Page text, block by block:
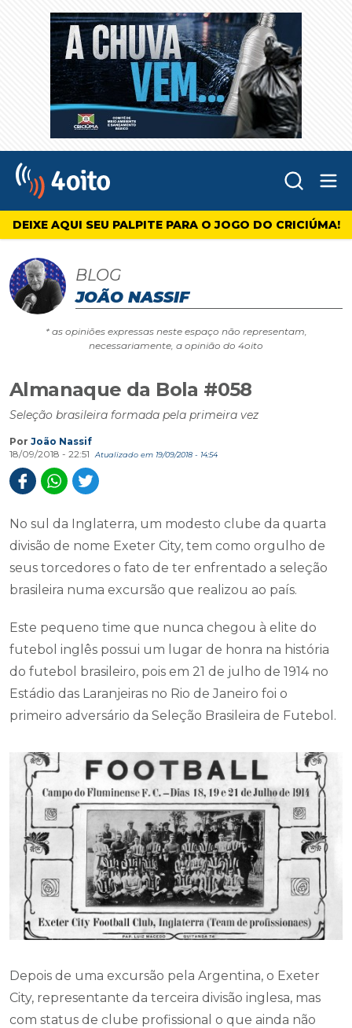
4oito
DEIXE AQUI SEU PALPITE PARA O JOGO DO CRICIÚMA!
BLOG
JOÃO NASSIF
* as opiniões expressas neste espaço não representam,
necessariamente, a opinião do 4oito
Almanaque da Bola #058
Seleção brasileira formada pela primeira vez
Por João Nassif
18/09/2018 - 22:51
Atualizado em 19/09/2018 - 14:54
No sul da Inglaterra, um modesto clube da quarta
divisão de nome Exeter City, tem como orgulho de
seus torcedores o fato de ter enfrentado a seleção
brasileira numa excursão que realizou ao país.
Este pequeno time que nunca chegou à elite do
futebol inglês possui um lugar de honra na história
do futebol brasileiro, pois em 21 de julho de 1914 no
Estádio das Laranjeiras no Rio de Janeiro foi o
primeiro adversário da Seleção Brasileira de Futebol.
Depois de uma excursão pela Argentina, o Exeter
City, representante da terceira divisão inglesa, mas
com status de clube profissional o que ainda não